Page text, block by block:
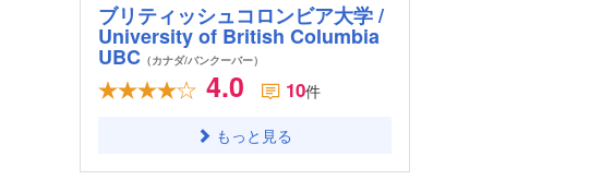
ブリティッシュコロンビア大学 /
University of British Columbia
UBC（カナダ/バンクーバー）
4.0 10件
もっと見る